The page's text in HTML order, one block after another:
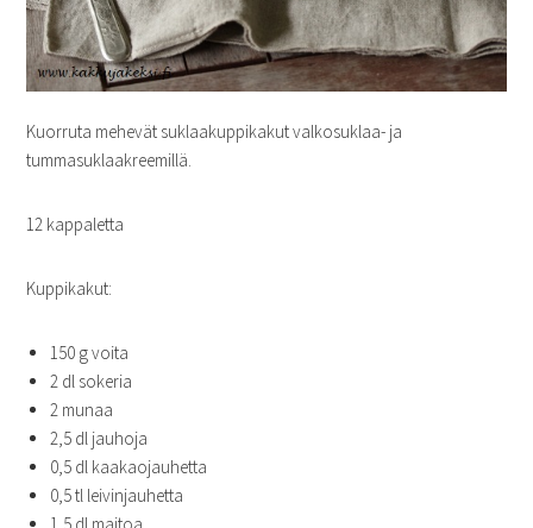
Kuorruta mehevät suklaakuppikakut valkosuklaa- ja
tummasuklaakreemillä.
12 kappaletta
Kuppikakut:
150 g voita
2 dl sokeria
2 munaa
2,5 dl jauhoja
0,5 dl kaakaojauhetta
0,5 tl leivinjauhetta